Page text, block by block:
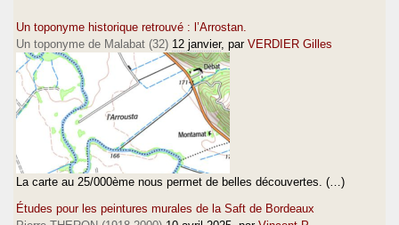
Un toponyme historique retrouvé : l’Arrostan.
Un toponyme de Malabat (32) 12 janvier, par VERDIER Gilles
La carte au 25/000ème nous permet de belles découvertes. (…)
Études pour les peintures murales de la Saft de Bordeaux